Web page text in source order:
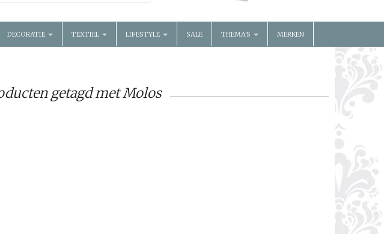
DECORATIE TEXTIEL LIFESTYLE SALE THEMA'S MERKEN
getagd met Molos